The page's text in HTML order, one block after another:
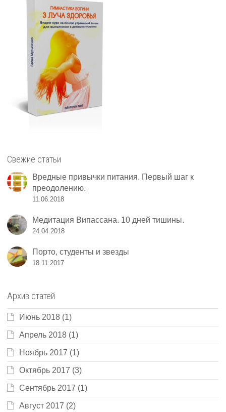
Свежие статьи
Вредные привычки питания. Первый шаг к
преодолению.
11.06.2018
Медитация Випассана. 10 дней тишины.
24.04.2018
Порто, студенты и звезды
18.11.2017
Архив статей
Июнь 2018 (1)
Апрель 2018 (1)
Ноябрь 2017 (1)
Октябрь 2017 (3)
Сентябрь 2017 (1)
Август 2017 (2)